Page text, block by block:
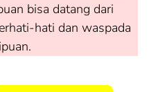
bisa datang dari
hati dan waspada